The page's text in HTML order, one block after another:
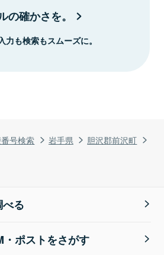
号検索 岩手県
胆沢郡前沢町
の確かさを。
も検索もスムーズに。
る
・ポストをさがす